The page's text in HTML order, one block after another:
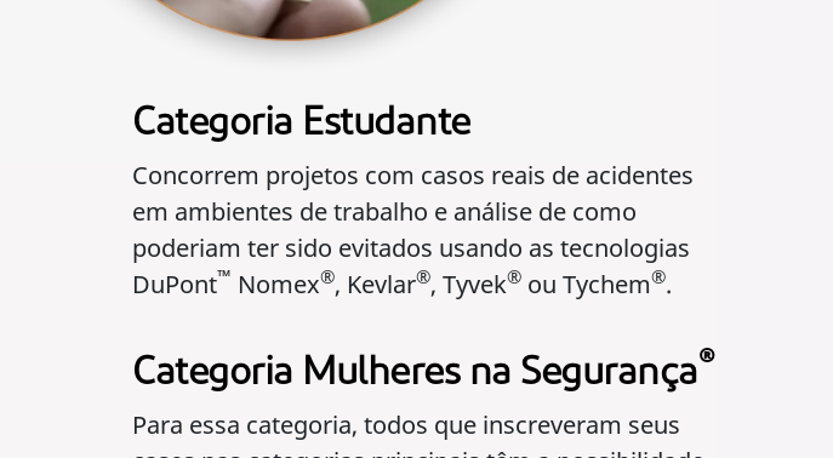
Categoria Estudante
Concorrem projetos com casos reais de acidentes
em ambientes de trabalho e análise de como
poderiam ter sido evitados usando as tecnologias
DuPont™ Nomex®, Kevlar®, Tyvek® ou Tychem®.
Categoria Mulheres na Segurança®
Para essa categoria, todos que inscreveram seus